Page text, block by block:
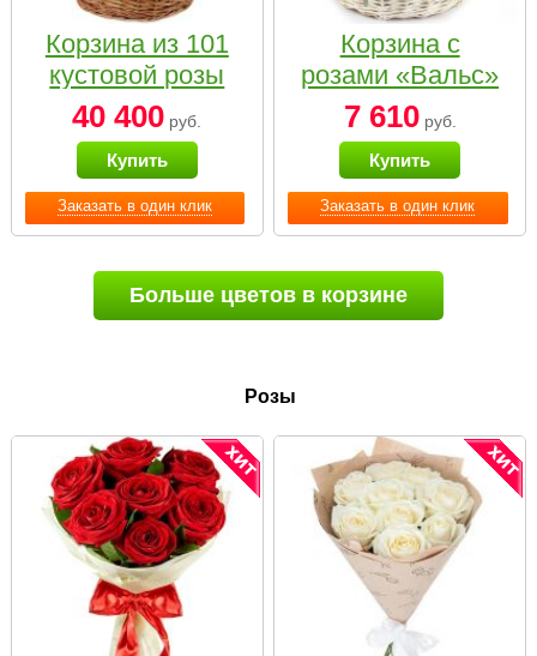
Заказать в один клик
Корзина из 101
кустовой розы
нежных тонов
40 400 руб.
Купить
Заказать в один клик
Корзина с
розами «Вальс»
7 610руб.
Купить
Больше цветов в корзине
Розы